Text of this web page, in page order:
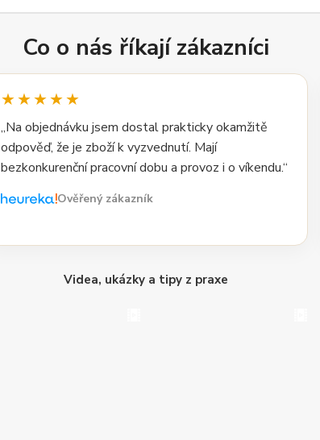
Co o nás říkají zákazníci
★★★★★
„Na objednávku jsem dostal prakticky okamžitě
odpověď, že je zboží k vyzvednutí. Mají
bezkonkurenční pracovní dobu a provoz i o víkendu.“
Ověřený zákazník
Videa, ukázky a tipy z praxe